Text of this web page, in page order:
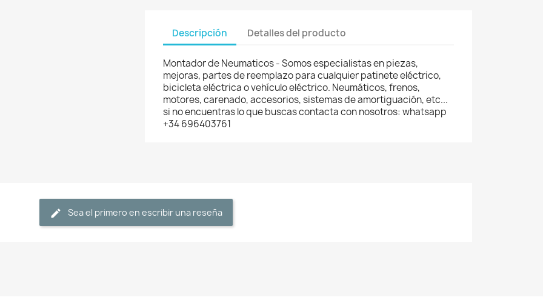
Descripción Detalles del producto
Montador de Neumaticos - Somos especialistas en piezas,
mejoras, partes de reemplazo para cualquier patinete eléctrico,
bicicleta eléctrica o vehículo eléctrico. Neumáticos, frenos,
motores, carenado, accesorios, sistemas de amortiguación, etc...
si no encuentras lo que buscas contacta con nosotros: whatsapp
+34 696403761
Sea el primero en escribir una reseña